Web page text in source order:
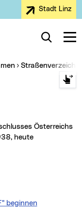
Stadt Linz
Suche
heute
beginnen